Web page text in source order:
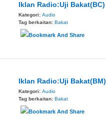
Iklan Radio:Uji Bakat(BC)
Kategori:Audio
Tag berkaitan:Bakat
Iklan Radio:Uji Bakat(BM)
Kategori:Audio
Tag berkaitan:Bakat